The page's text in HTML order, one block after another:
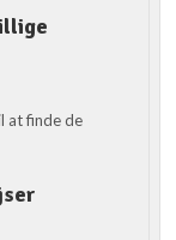
at finde de